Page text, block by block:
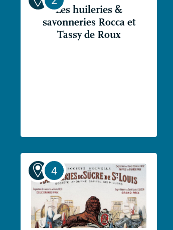
Les huileries &
savonneries Rocca et
Tassy de Roux